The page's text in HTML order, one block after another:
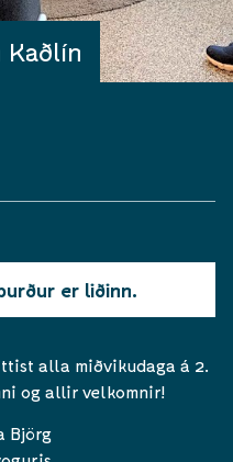
er liðinn.
alla miðvikudaga á 2.
og allir velkomnir!
Björg